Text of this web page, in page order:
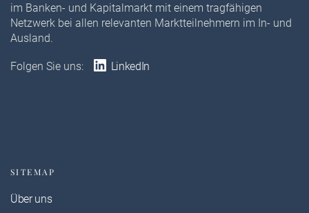
im Banken- und Kapitalmarkt mit einem tragfähigen
Netzwerk bei allen relevanten Marktteilnehmern im In- und
Ausland.
Folgen Sie uns: LinkedIn
SITEMAP
Über uns